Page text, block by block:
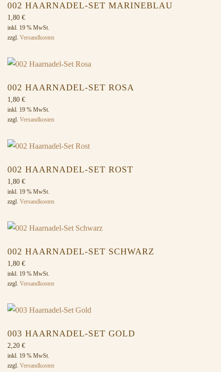
002 HAARNADEL-SET MARINEBLAU
1,80 €
inkl. 19 % MwSt.
zzgl. Versandkosten
002 HAARNADEL-SET ROSA
1,80 €
inkl. 19 % MwSt.
zzgl. Versandkosten
002 HAARNADEL-SET ROST
1,80 €
inkl. 19 % MwSt.
zzgl. Versandkosten
002 HAARNADEL-SET SCHWARZ
1,80 €
inkl. 19 % MwSt.
zzgl. Versandkosten
003 HAARNADEL-SET GOLD
2,20 €
inkl. 19 % MwSt.
zzgl. Versandkosten